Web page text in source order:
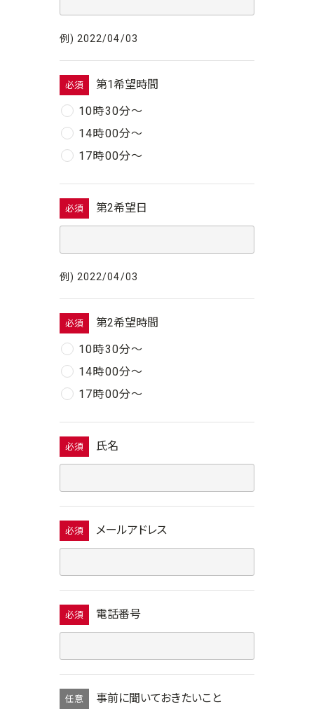
例) 2022/04/03
必須
第1希望時間
10時30分〜
14時00分〜
17時00分〜
必須 第2希望日
例) 2022/04/03
必須
第2希望時間
10時30分〜
14時00分〜
17時00分〜
必須 氏名
必須 メールアドレス
必須 電話番号
任意 事前に聞いておきたいこと